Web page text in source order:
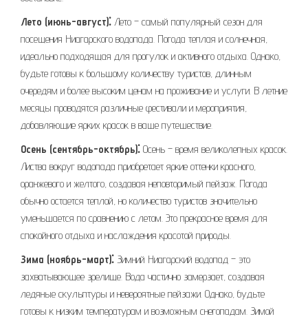
Лето (июнь-август)⁚ Лето – самый популярный сезон для
посещения Ниагарского водопада. Погода теплая и солнечная,
идеально подходящая для прогулок и активного отдыха. Однако,
будьте готовы к большому количеству туристов, длинным
очередям и более высоким ценам на проживание и услуги. В летние
месяцы проводятся различные фестивали и мероприятия,
добавляющие ярких красок в ваше путешествие.
Осень (сентябрь-октябрь)⁚ Осень – время великолепных красок.
Листва вокруг водопада приобретает яркие оттенки красного,
оранжевого и желтого, создавая неповторимый пейзаж. Погода
обычно остается теплой, но количество туристов значительно
уменьшается по сравнению с летом. Это прекрасное время для
спокойного отдыха и наслаждения красотой природы.
Зима (ноябрь-март)⁚ Зимний Ниагарский водопад – это
захватывающее зрелище. Вода частично замерзает, создавая
ледяные скульптуры и невероятные пейзажи. Однако, будьте
готовы к низким температурам и возможным снегопадам. Зимой